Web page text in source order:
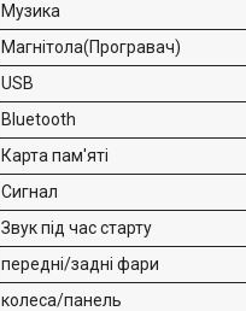
Музика
Магнітола(Програвач)
USB
Bluetooth
Карта пам'яті
Сигнал
Звук під час старту
передні/задні фари
колеса/панель